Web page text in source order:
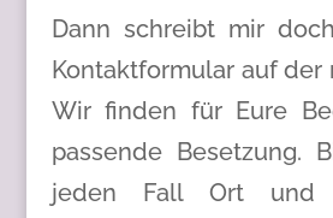
Dann schreibt mir
Kontaktformular auf der
Wir finden für Eure
passende Besetzung.
jeden Fall Ort und